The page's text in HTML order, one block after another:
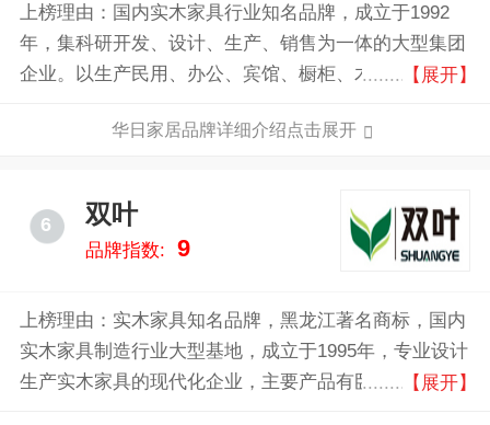
上榜理由：国内实木家具行业知名品牌，成立于1992
年，集科研开发、设计、生产、销售为一体的大型集团
企业。以生产民用、办公、宾馆、橱柜、木门系列实木
监督检验中心确定为A级产品，是木制家具行业中唯一
【展开】
华日家居品牌详细介绍点击展开
6 双叶
品牌指数: 9
上榜理由：实木家具知名品牌，黑龙江著名商标，国内
实木家具制造行业大型基地，成立于1995年，专业设计
生产实木家具的现代化企业，主要产品有卧房、客房、
【展开】